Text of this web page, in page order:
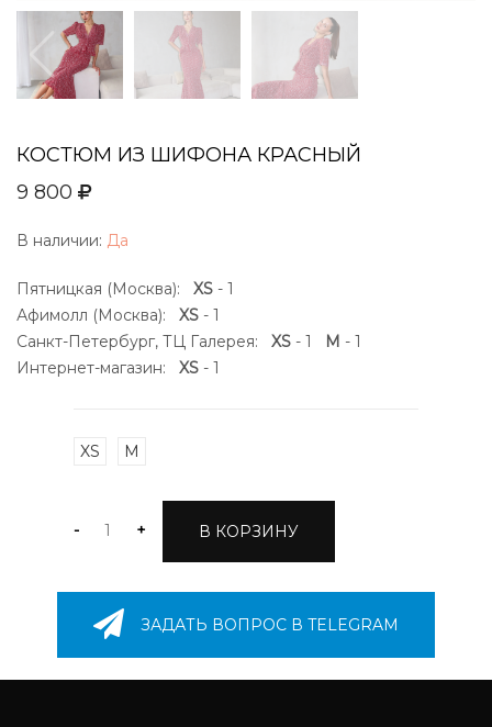
КОСТЮМ ИЗ ШИФОНА КРАСНЫЙ
9 800
В наличии: Да
Пятницкая (Москва): XS - 1
Афимолл (Москва): XS - 1
Санкт-Петербург, ТЦ Галерея: XS - 1 M - 1
Интернет-магазин: XS - 1
XS M
- + В КОРЗИНУ
ЗАДАТЬ ВОПРОС В TELEGRAM